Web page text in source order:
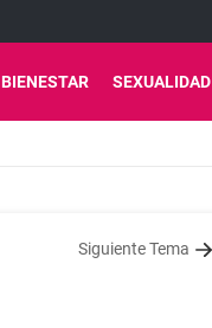
BIENESTAR SEXUALIDAD
Siguiente Tema